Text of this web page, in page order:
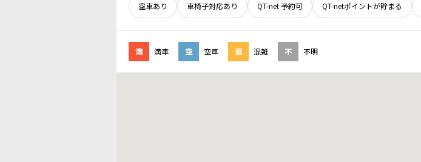
空車あり 車椅子対応あり QT-net 予約可 QT-netポイントが貯まる
満 満車 空 空車 混 混雑 不 不明